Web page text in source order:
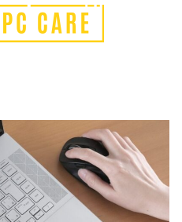
いときの対処手順5つ｜
字固定を解除する！